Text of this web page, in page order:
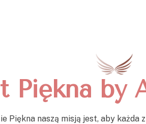
Piękna by
Piękna naszą misją jest, aby każda